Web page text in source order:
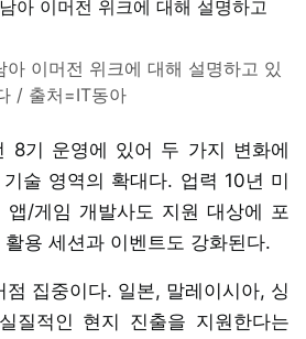
아 이머전 위크에 대해 설명하고 있
/ 출처=IT동아
8기 운영에 있어 두 가지 변화에
술 영역의 확대다. 업력 10년 미
/게임 개발사도 지원 대상에 포
활용 세션과 이벤트도 강화된다.
집중이다. 일본, 말레이시아, 싱
질적인 현지 진출을 지원한다는